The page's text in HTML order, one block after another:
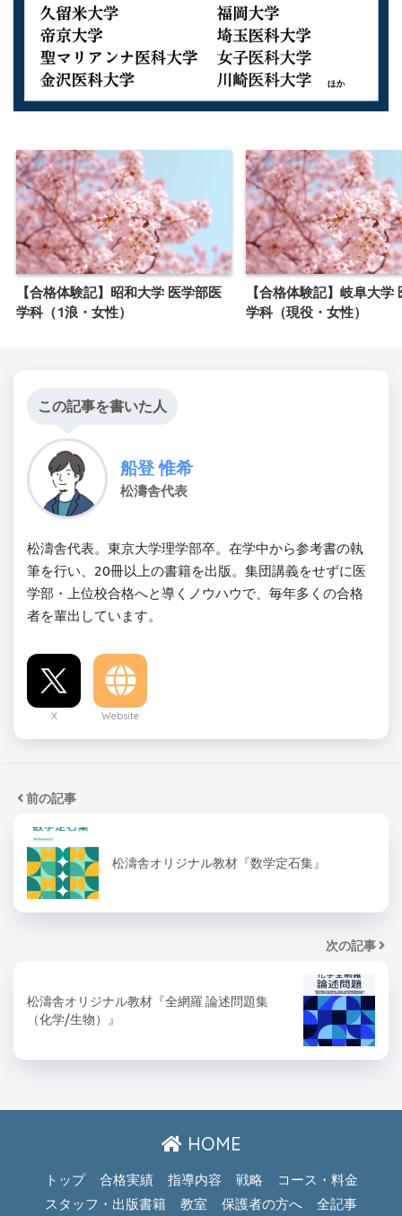
【合格体験記】昭和大学 医学部医
学科（1浪・女性）
【合格体験記】岐阜大学
学科（現役・女性）
この記事を書いた人
船登 惟希
松濤舎代表
松濤舎代表。東京大学理学部卒。在学中から参考書の執
筆を行い、20冊以上の書籍を出版。集団講義をせずに医
学部・上位校合格へと導くノウハウで、毎年多くの合格
者を輩出しています。
X Website
前の記事
松濤舎オリジナル教材『数学定石集』
次の記事
松濤舎オリジナル教材『全網羅 論述問題集
（化学/生物）』
HOME
トップ 合格実績 指導内容 戦略
コース・料金
スタッフ・出版書籍
教室 保護者の方へ 全記事